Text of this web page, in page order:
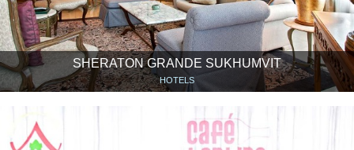
SHERATON GRANDE SUKHUMVIT
HOTELS